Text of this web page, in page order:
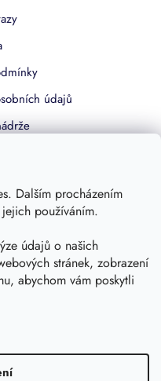
Dalším procházením
používáním.
údajů o našich
stránek, zobrazení
abychom vám poskytli
údajů